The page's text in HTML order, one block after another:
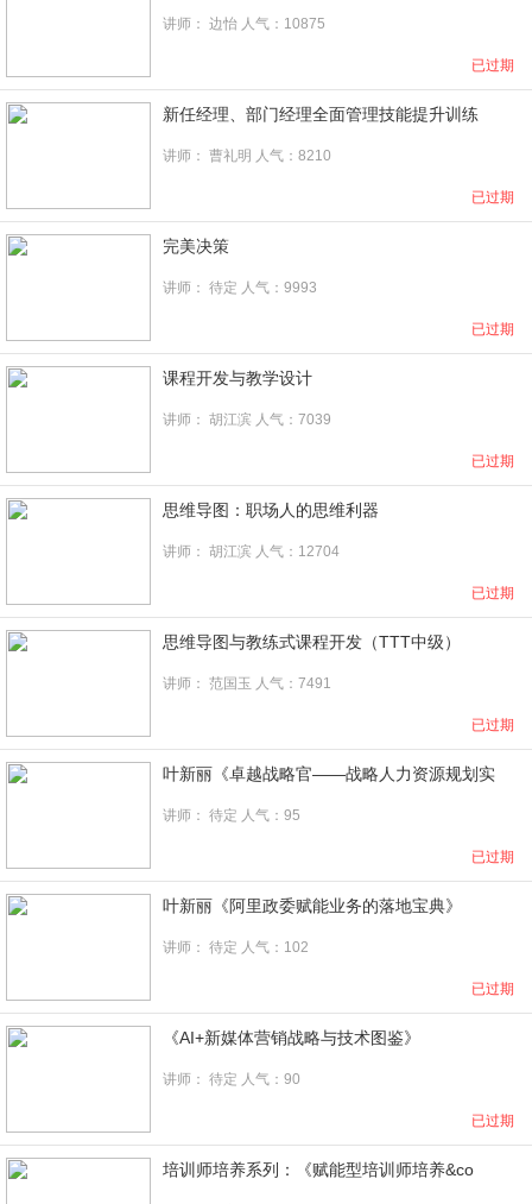
讲师： 边怡 人气：10875
已过期
新任经理、部门经理全面管理技能提升训练
讲师： 曹礼明 人气：8210
已过期
完美决策
讲师： 待定 人气：9993
已过期
课程开发与教学设计
讲师： 胡江滨 人气：7039
已过期
思维导图：职场人的思维利器
讲师： 胡江滨 人气：12704
已过期
思维导图与教练式课程开发（TTT中级）
讲师： 范国玉 人气：7491
已过期
叶新丽《卓越战略官――战略人力资源规划实
讲师： 待定 人气：95
已过期
叶新丽《阿里政委赋能业务的落地宝典》
讲师： 待定 人气：102
已过期
《AI+新媒体营销战略与技术图鉴》
讲师： 待定 人气：90
已过期
培训师培养系列：《赋能型培训师培养&co